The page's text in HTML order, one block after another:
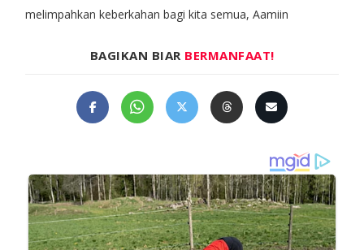
melimpahkan keberkahan bagi kita semua, Aamiin
BAGIKAN BIAR BERMANFAAT!